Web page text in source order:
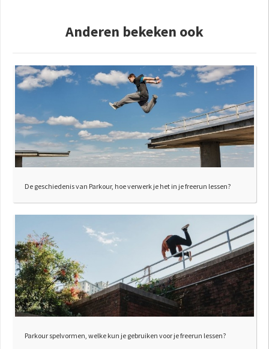
Anderen bekeken ook
De geschiedenis van Parkour, hoe verwerk je het in je freerun lessen?
Parkour spelvormen, welke kun je gebruiken voor je freerun lessen?